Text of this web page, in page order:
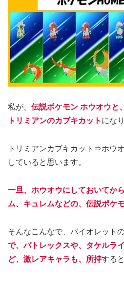
私が、 伝説ポケモン ホウオウと
トリミアンのカブキカット にな
トリミアンカブキカット⇒ホウ
していると思います。
一旦、ホウオウにしておいてか
ム、キュレムなどの、伝説ポケ
そんなこんなで、バイオレットの
で、バトレックスや、タケルラ
ど、激レアキャラも、所持する